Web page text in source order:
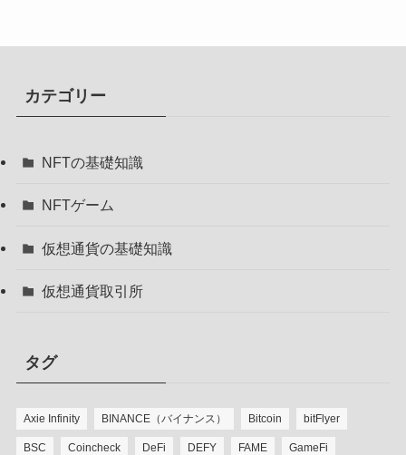
カテゴリー
NFTの基礎知識
NFTゲーム
仮想通貨の基礎知識
仮想通貨取引所
タグ
Axie Infinity BINANCE（バイナンス） Bitcoin bitFlyer
BSC Coincheck DeFi DEFY FAME GameFi